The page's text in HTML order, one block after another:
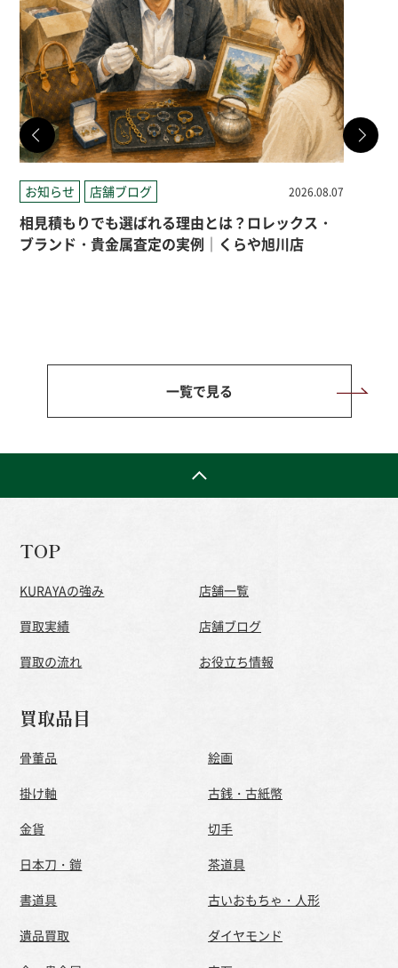
お知らせ 店舗ブログ 2026.08.07
相見積もりでも選ばれる理由とは？ロレックス・
ブランド・貴金属査定の実例｜くらや旭川店
一覧で見る
TOP
KURAYAの強み
買取実績
買取の流れ
店舗一覧
店舗ブログ
お役立ち情報
買取品目
骨董品
絵画
掛け軸
古銭・古紙幣
金貨
切手
日本刀・鎧
茶道具
書道具
古いおもちゃ・人形
遺品買取
ダイヤモンド